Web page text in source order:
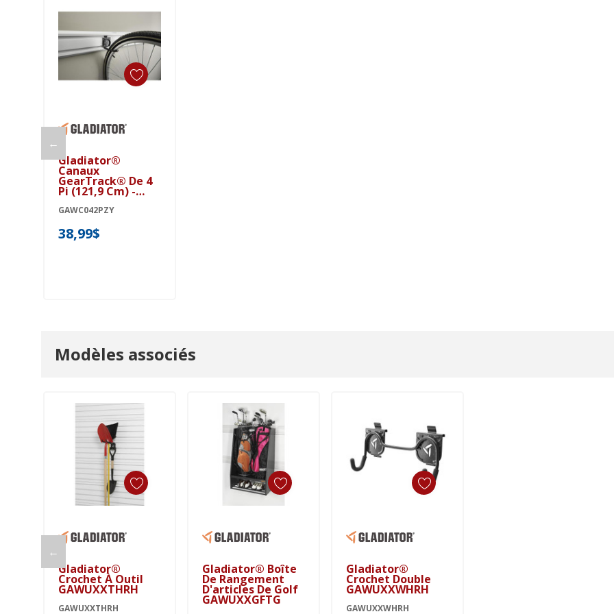
←
Gladiator®
Canaux
GearTrack® De 4
Pi (121,9 Cm) -
(emballage De 2)
GAWC042PZY
GAWC042PZY
38,99$
Modèles associés
←
Gladiator®
Crochet À Outil
GAWUXXTHRH
GAWUXXTHRH
Gladiator® Boîte
De Rangement
D'articles De Golf
GAWUXXGFTG
Gladiator®
Crochet Double
GAWUXXWHRH
GAWUXXWHRH